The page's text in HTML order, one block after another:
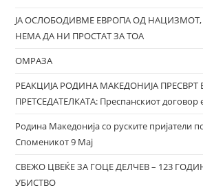
ЈА ОСЛОБОДИВМЕ ЕВРОПА ОД
НЕМА ДА НИ ПРОСТАТ ЗА ТОА
ОМРАЗА
РЕАКЦИЈА РОДИНА МАКЕДОНИЈА ПРЕСВРТ
ПРЕТСЕДАТЕЛКАТА: Преспанскиот договор
Родина Македонија со руските пријатели
Споменикот 9 Мај
СВЕЖО ЦВЕЌЕ ЗА ГОЦЕ ДЕЛЧЕВ – 123
УБИСТВО